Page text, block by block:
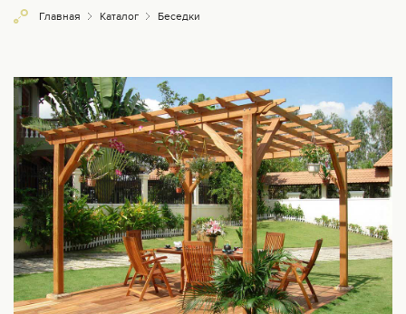
Главная Каталог Беседки